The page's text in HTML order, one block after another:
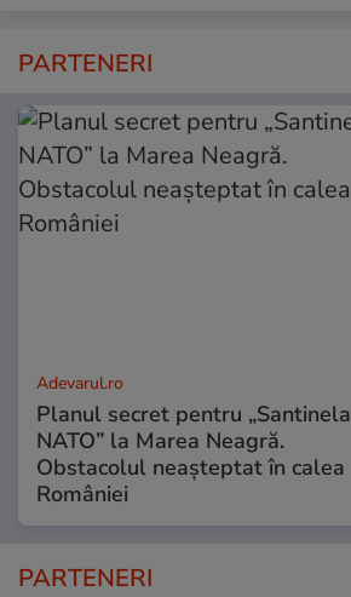
PARTENERI
Adevarul.ro
Planul secret pentru „Santinela
NATO” la Marea Neagră.
Obstacolul neașteptat în calea
României
PARTENERI